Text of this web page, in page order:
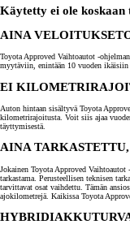
Käytetty ei ole koskaan
AINA
Toyota Approved Vaihtoautot -
myytäviin, enintään 10 vuoden
EI
Auton hintaan sisältyvä Toyota
kilometrirajoitusta. Voit siis ajaa
täyttymisestä.
AINA
Jokainen Toyota Approved Vaihtoautot
tarkastama. Perusteellisen teknisen
tarvittavat osat vaihdettu. Tämän
ajokilometrejä. Kaikissa Toyota